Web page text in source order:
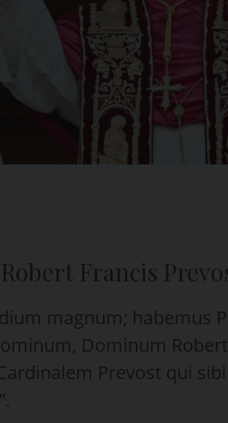
Francis
magnum; habemus
Dominum
Prevost qui